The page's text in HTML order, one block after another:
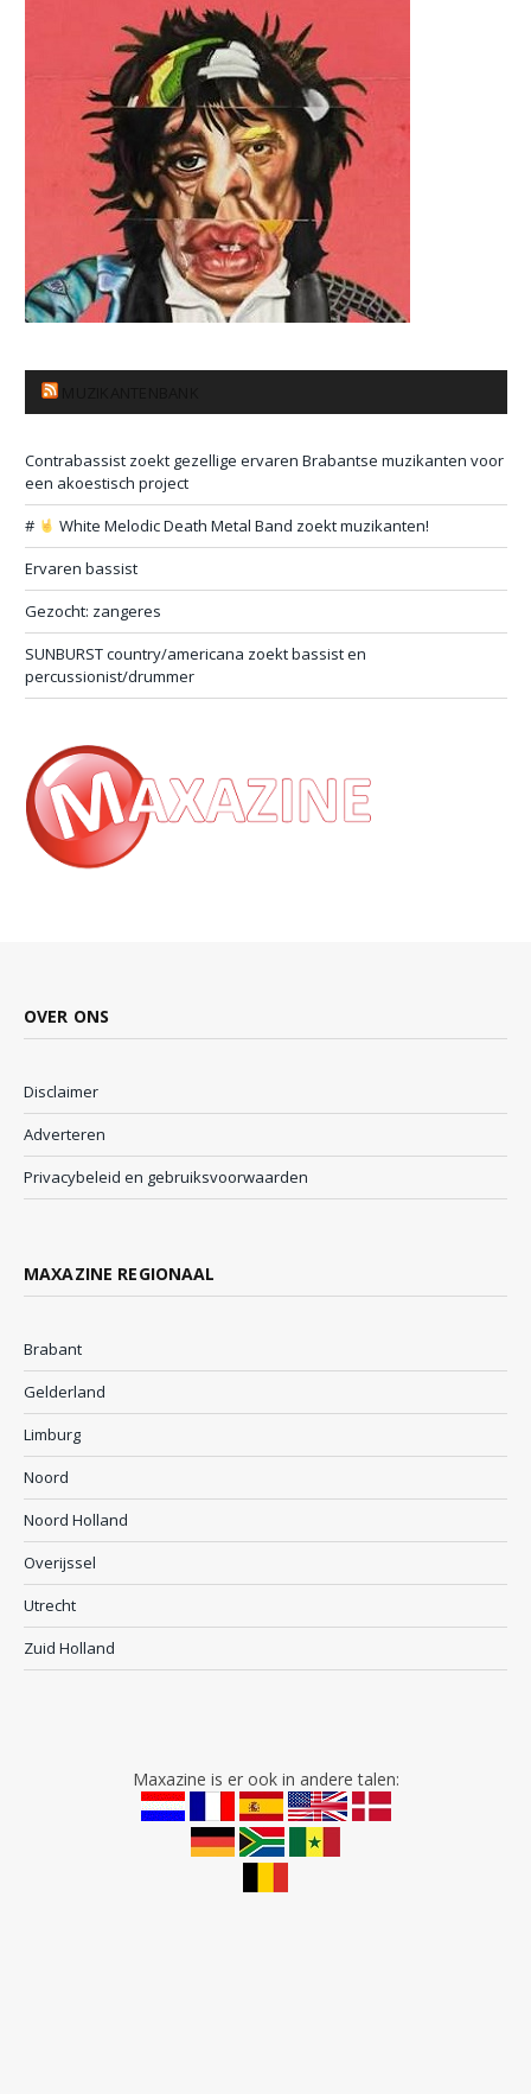
Contrabassist zoekt gezellige ervaren Brabantse muzikanten voor
een akoestisch project
#
White Melodic Death Metal Band zoekt muzikanten!
Ervaren bassist
Gezocht: zangeres
SUNBURST country/americana zoekt bassist en
percussionist/drummer
OVER ONS
Disclaimer
Adverteren
Privacybeleid en gebruiksvoorwaarden
MAXAZINE REGIONAAL
Brabant
Gelderland
Limburg
Noord
Noord Holland
Overijssel
Utrecht
Zuid Holland
Maxazine is er ook in andere talen: